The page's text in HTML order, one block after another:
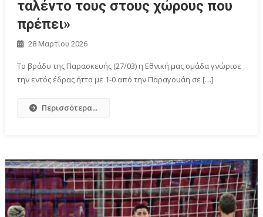
ταλέντο τους στους χώρους που
πρέπει»
28 Μαρτίου 2026
Το βράδυ της Παρασκευής (27/03) η Εθνική μας ομάδα γνώρισε
την εντός έδρας ήττα με 1-0 από την Παραγουάη σε […]
Περισσότερα...